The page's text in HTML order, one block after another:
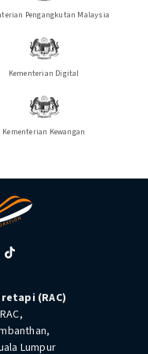
Pengangkutan Malaysia
Kementerian Digital
Kementerian Kewangan
(RAC)
Lumpur